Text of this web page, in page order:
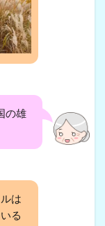
の雄
は
る